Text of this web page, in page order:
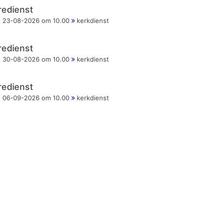
23-08-2026 om 10.00 kerkdienst
30-08-2026 om 10.00 kerkdienst
06-09-2026 om 10.00 kerkdienst